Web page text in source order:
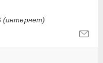
(интернет)